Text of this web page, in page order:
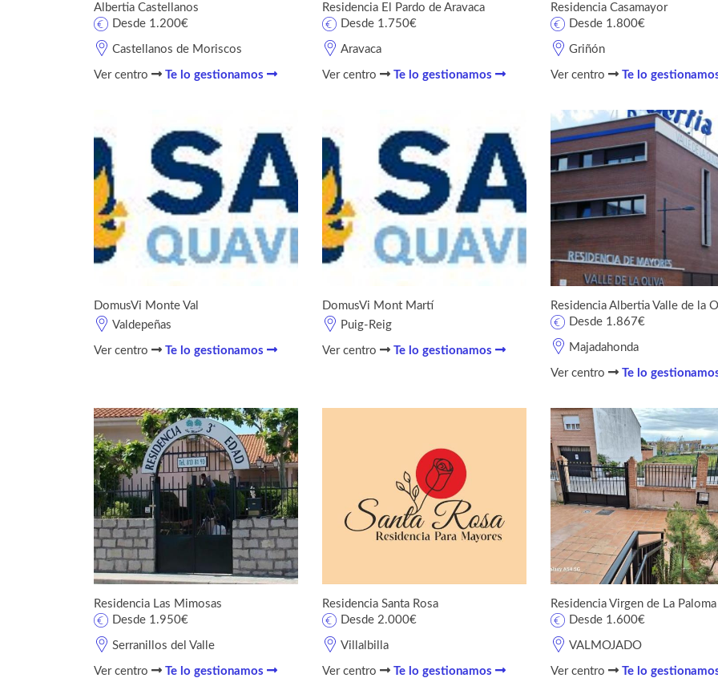
Albertia Castellanos
Castellanos de Moriscos
Desde 1.200€
Ver centro Te lo gestionamos
Residencia El Pardo de Aravaca
Aravaca
Desde 1.750€
Ver centro Te lo gestionamos
Residencia Casamayor
Griñón
Desde 1.800€
Ver centro Te lo
DomusVi Monte Val
Valdepeñas
Ver centro Te lo gestionamos
DomusVi Mont Martí
Puig-Reig
Ver centro Te lo gestionamos
Residencia Albertia Valle de la
Majadahonda
Desde 1.867€
Ver centro Te lo
Residencia Las Mimosas
Serranillos del Valle
Desde 1.950€
Ver centro Te lo gestionamos
Residencia Santa Rosa
Villalbilla
Desde 2.000€
Ver centro Te lo gestionamos
Residencia Virgen de La Paloma
VALMOJADO
Desde 1.600€
Ver centro Te lo